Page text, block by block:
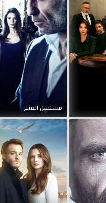
مسلسل العنبر